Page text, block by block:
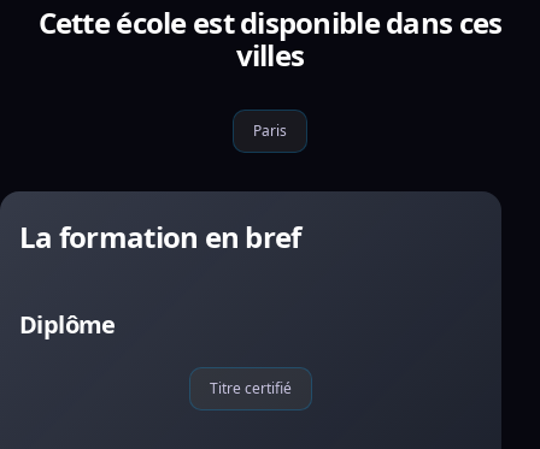
Cette école est disponible dans ces
villes
Paris
La formation en bref
Diplôme
Titre certifié